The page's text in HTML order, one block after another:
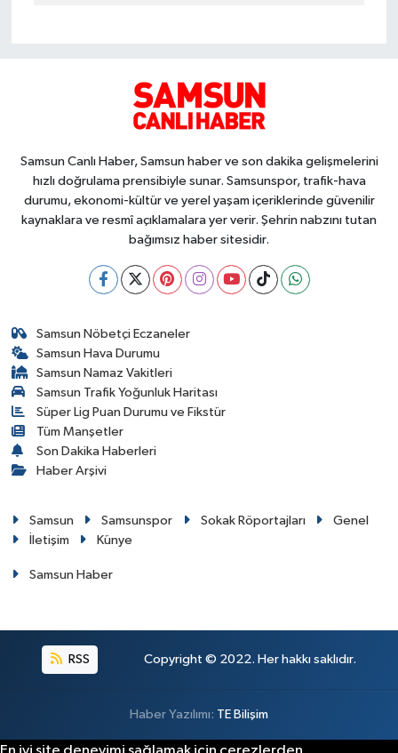
Samsun Canlı Haber, Samsun haber ve son dakika gelişmelerini
hızlı doğrulama prensibiyle sunar. Samsunspor, trafik-hava
durumu, ekonomi-kültür ve yerel yaşam içeriklerinde güvenilir
kaynaklara ve resmî açıklamalara yer verir. Şehrin nabzını tutan
bağımsız haber sitesidir.
Samsun Nöbetçi Eczaneler
Samsun Hava Durumu
Samsun Namaz Vakitleri
Samsun Trafik Yoğunluk Haritası
Süper Lig Puan Durumu ve Fikstür
Tüm Manşetler
Son Dakika Haberleri
Haber Arşivi
Samsun Samsunspor Sokak Röportajları
Genel
İletişim
Künye
Samsun Haber
RSS Copyright © 2022. Her hakkı saklıdır.
Haber Yazılımı: TE Bilişim